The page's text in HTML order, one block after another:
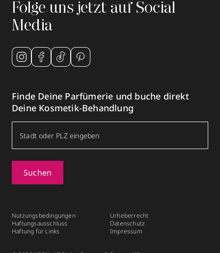
Folge uns jetzt auf Social
Media
Finde Deine Parfümerie und buche direkt
Deine Kosmetik-Behandlung
Suchen
Nutzungsbedingungen
Haftungsausschluss
Haftung für Links
Urheberrecht
Datenschutz
Impressum